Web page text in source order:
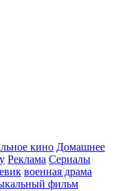
кино Домашнее
Реклама Сериалы
военная драма
фильм